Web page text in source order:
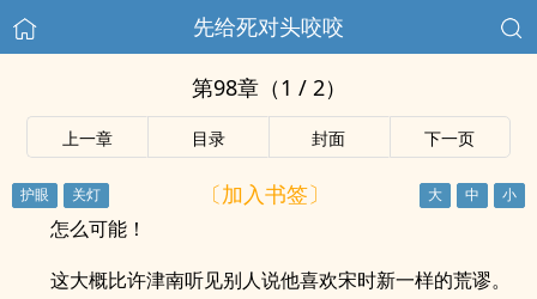
先给死对头咬咬
第98章（1 / 2）
上一章 目录 封面 下一页
〔加入书签〕
怎么可能！
这大概比许津南听见别人说他喜欢宋时新一样的荒谬。